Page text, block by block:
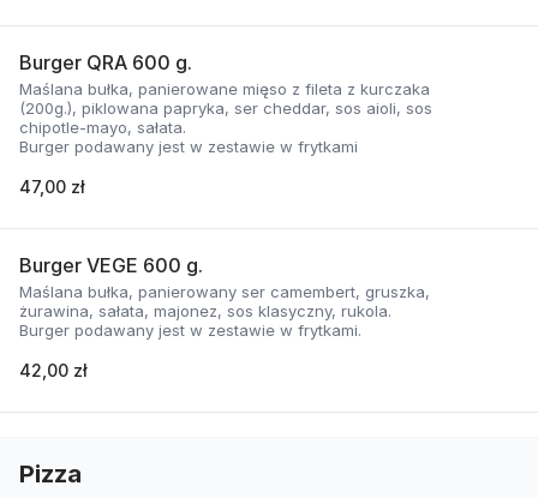
Burger QRA 600 g.
Maślana bułka, panierowane mięso z fileta z kurczaka
(200g.), piklowana papryka, ser cheddar, sos aioli, sos
chipotle-mayo, sałata.
Burger podawany jest w zestawie w frytkami
47,00 zł
Burger VEGE 600 g.
Maślana bułka, panierowany ser camembert, gruszka,
żurawina, sałata, majonez, sos klasyczny, rukola.
Burger podawany jest w zestawie w frytkami.
42,00 zł
Pizza